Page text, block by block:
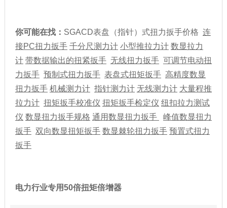
你可能在找： SGACD表盘（指针）式扭力扳手价格 连
接PC扭力扳手 千分尺测力计 小型推拉力计 数显拉力
计 带数据输出的扭紧扳手 无线扭力扳手 可调节电动扭
力扳手 预制式扭力扳手 表盘式扭矩扳手 高精度数显
扭力扳手 机械测力计 指针测力计 无线测力计 大量程推
拉力计 扭矩扳手校准仪 扭矩扳手检定仪 纽扣拉力测试
仪 数显扭力扳手规格 通用数显扭力扳手
峰值数显扭力
扳手 双向数显扭矩扳手 数显棘轮扭力扳手 预置式扭力
扳手
电力行业专用50倍扭矩倍增器